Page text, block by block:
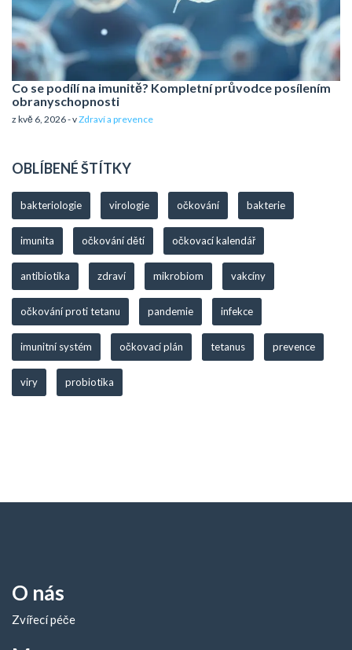
Co se podílí na imunitě? Kompletní průvodce posílením
obranyschopnosti
z kvě 6, 2026 - vZdraví a prevence
OBLÍBENÉ ŠTÍTKY
bakteriologie virologie očkování bakterie
imunita očkování dětí očkovací kalendář
antibiotika zdraví mikrobiom vakcíny
očkování proti tetanu pandemie infekce
imunitní systém očkovací plán tetanus prevence
viry probiotika
O nás
Zvířecí péče